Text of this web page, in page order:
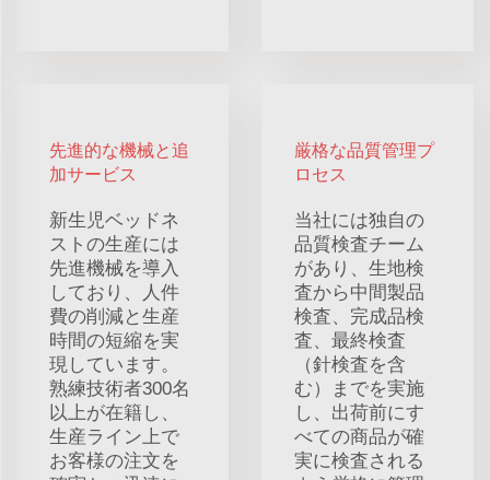
先進的な機械と追
加サービス
新生児ベッドネ
ストの生産には
先進機械を導入
しており、人件
費の削減と生産
時間の短縮を実
現しています。
熟練技術者300名
以上が在籍し、
生産ライン上で
お客様の注文を
厳格な品質管理プ
ロセス
当社には独自の
品質検査チーム
があり、生地検
査から中間製品
検査、完成品検
査、最終検査
（針検査を含
む）までを実施
し、出荷前にす
べての商品が確
実に検査される